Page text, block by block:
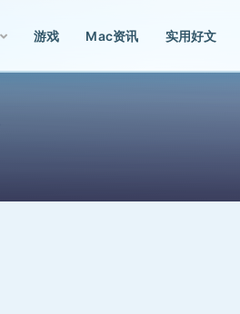
游戏 Mac资讯 实用好文